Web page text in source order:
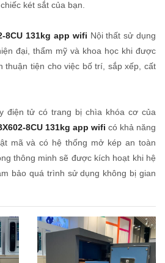
két sắt của bạn.
8CU 131kg app wifi Nội thất sử dụng
đại, thẩm mỹ và khoa học khi được
thuận tiện cho việc bố trí, sắp xếp, cất
điện tử có trang bị chìa khóa cơ của
8CU 131kg app wifi có khả năng
mã và có hệ thống mở kép an toàn
thông minh sẽ được kích hoạt khi hệ
bảo quá trình sử dụng không bị gian